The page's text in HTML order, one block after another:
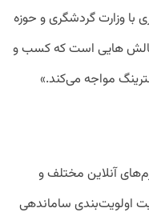
با وزارت گردشگری و حوزه
چالش هایی است که کسب و
مواجه می‌کند.»
آنلاین مختلف و
اولویت‌بندی ساماندهی